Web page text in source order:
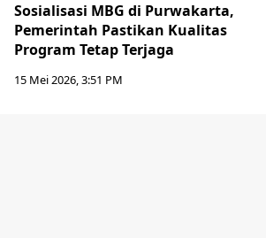
Sosialisasi MBG di Purwakarta,
Pemerintah Pastikan Kualitas
Program Tetap Terjaga
15 Mei 2026, 3:51 PM